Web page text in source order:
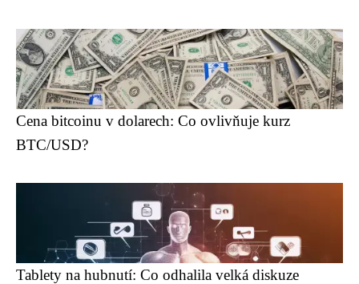
Cena bitcoinu v dolarech: Co ovlivňuje kurz
BTC/USD?
Tablety na hubnutí: Co odhalila velká diskuze